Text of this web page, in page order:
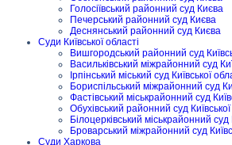
Голосіївський районний суд Києва
Печерський районний суд Києва
Деснянський районний суд Києва
Суди Київської області
Вишгородський районний суд
Васильківський міжрайонний суд
Ірпінський міський суд Київської
Бориспільський міжрайонний суд
Фастівський міськрайонний суд
Обухівський районний суд Київської
Білоцерківський міськрайонний суд
Броварський міжрайонний суд
Суди Харкова